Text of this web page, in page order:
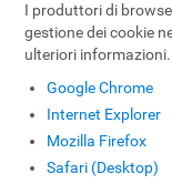
I produttori di
gestione dei cookie
ulteriori informazioni.
Google Chrome
Internet Explorer
Mozilla Firefox
Safari (Desktop)